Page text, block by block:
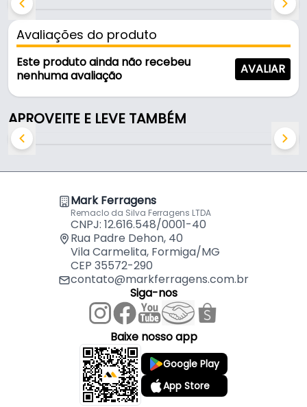
- 01 Suporte Telescópico de Até 23 Cm - SIM
Ferragens.
Avaliações do produto
Este produto ainda não recebeu
nenhuma avaliação
AVALIAR
APROVEITE E LEVE TAMBÉM
Mark Ferragens
Remaclo da Silva Ferragens LTDA
CNPJ: 12.616.548/0001-40
Rua Padre Dehon, 40
Vila Carmelita, Formiga/MG
CEP 35572-290
contato@markferragens.com.br
Siga-nos
Baixe nosso app
Google Play
App Store